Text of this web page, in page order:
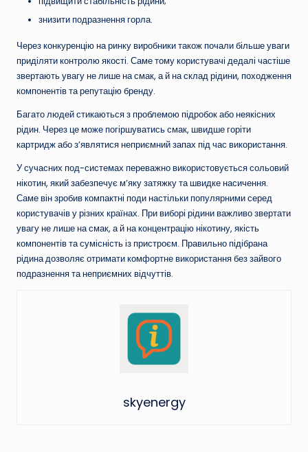
знизити подразнення горла.
Через конкуренцію на ринку виробники також почали більше уваги
приділяти контролю якості. Саме тому користувачі дедалі частіше
звертають увагу не лише на смак, а й на склад рідини, походження
компонентів та репутацію бренду.
Багато людей стикаються з проблемою підробок або неякісних
рідин. Через це може погіршуватись смак, швидше горіти
картридж або з’являтися неприємний запах під час використання.
У сучасних под-системах переважно використовується сольовий
нікотин, який забезпечує м’яку затяжку та швидке насичення.
Саме він зробив компактні поди настільки популярними серед
користувачів у різних країнах. При виборі рідини важливо звертати
увагу не лише на смак, а й на концентрацію нікотину, якість
компонентів та сумісність із пристроєм. Правильно підібрана
рідина дозволяє отримати комфортне використання без зайвого
подразнення та неприємних відчуттів.
skyenergy